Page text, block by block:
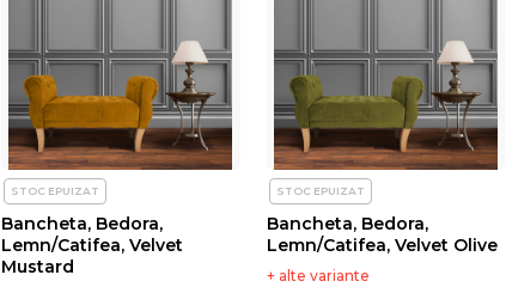
STOC EPUIZAT
Bancheta, Bedora,
Lemn/Catifea, Velvet
Mustard
STOC EPUIZAT
Bancheta, Bedora,
Lemn/Catifea, Velvet Olive
+ alte variante